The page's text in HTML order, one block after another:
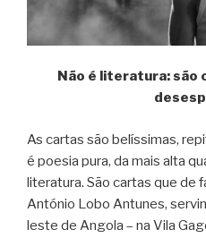
Não é literatura: são
As cartas são belíssimas,
é poesia pura, da mais alta
literatura. São cartas que de
António Lobo Antunes,
leste de Angola – na Vila